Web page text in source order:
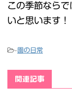
この季節なら
いと思います！
- 園の日常
関連記事